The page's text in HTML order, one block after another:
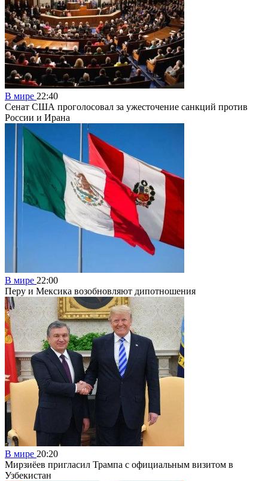
В мире 22:40
Сенат США проголосовал за ужесточение санкций против
России и Ирана
В мире 22:00
Перу и Мексика возобновляют дипотношения
В мире 20:20
Мирзиёев пригласил Трампа с официальным визитом в
Узбекистан